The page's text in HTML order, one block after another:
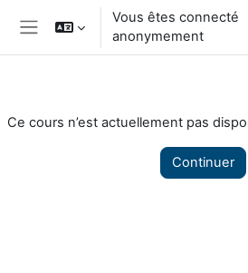
Passer au contenu principal
Panneau latéral
Vous êtes connecté
anonymement
Ce cours n’est actuellement pas
Continuer